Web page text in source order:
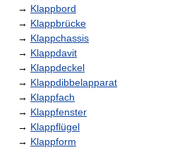
→ Klappbord
→ Klappbrücke
→ Klappchassis
→ Klappdavit
→ Klappdeckel
→ Klappdibbelapparat
→ Klappfach
→ Klappfenster
→ Klappflügel
→ Klappform